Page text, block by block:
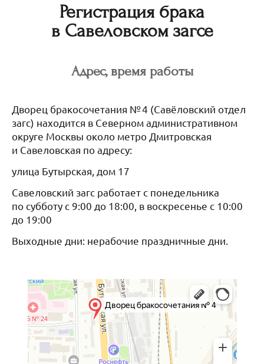
Регистрация брака
в Савеловском загсе
Адрес, время работы
Дворец бракосочетания № 4 (Савёловский отдел
загс) находится в Северном административном
округе Москвы около метро Дмитровская
и Савеловская по адресу:
улица Бутырская, дом 17
Савеловский загс работает с понедельника
по субботу с 9:00 до 18:00, в воскресенье с 10:00
до 19:00
Выходные дни: нерабочие праздничные дни.